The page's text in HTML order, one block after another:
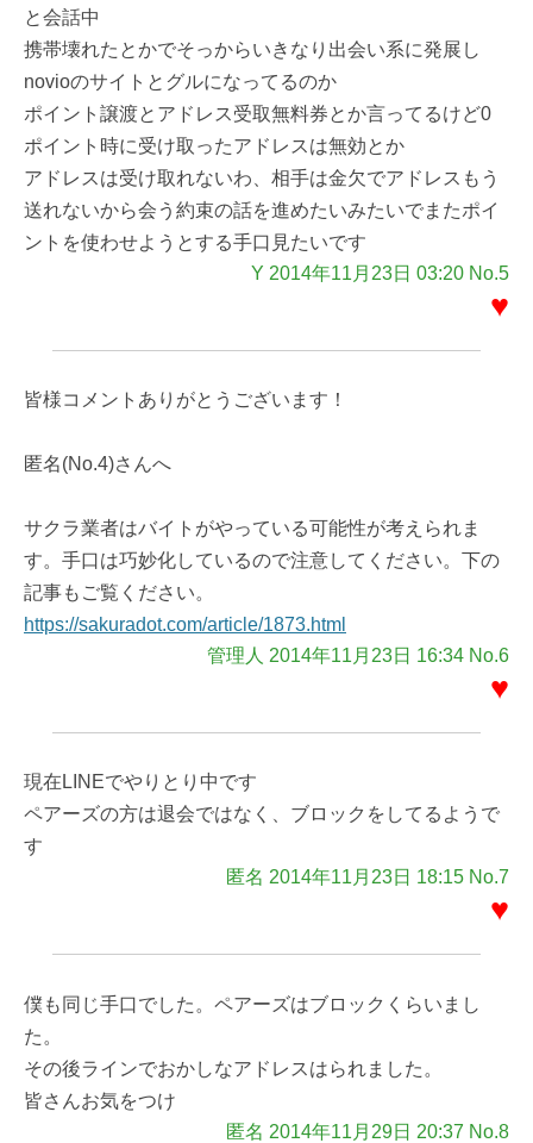
と会話中
携帯壊れたとかでそっからいきなり出会い系に発展し
novioのサイトとグルになってるのか
ポイント譲渡とアドレス受取無料券とか言ってるけど0
ポイント時に受け取ったアドレスは無効とか
アドレスは受け取れないわ、相手は金欠でアドレスもう
送れないから会う約束の話を進めたいみたいでまたポイ
ントを使わせようとする手口見たいです
Y 2014年11月23日 03:20 No.5
♥
皆様コメントありがとうございます！
匿名(No.4)さんへ
サクラ業者はバイトがやっている可能性が考えられま
す。手口は巧妙化しているので注意してください。下の
記事もご覧ください。
https://sakuradot.com/article/1873.html
管理人 2014年11月23日 16:34 No.6
♥
現在LINEでやりとり中です
ペアーズの方は退会ではなく、ブロックをしてるようで
す
匿名 2014年11月23日 18:15 No.7
♥
僕も同じ手口でした。ペアーズはブロックくらいまし
た。
その後ラインでおかしなアドレスはられました。
皆さんお気をつけ
匿名 2014年11月29日 20:37 No.8